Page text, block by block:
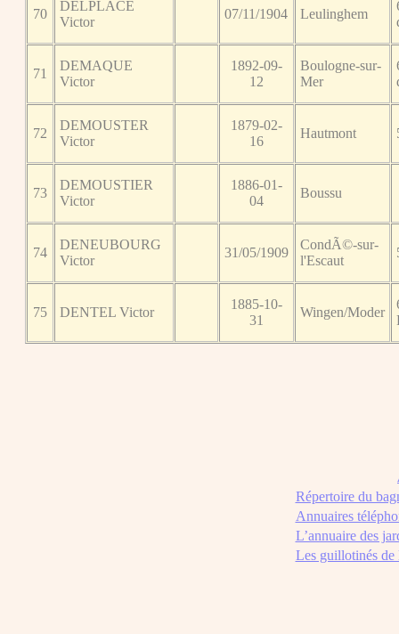
70
DELPLACE
Victor
07/11/1904 Leulinghem
71
DEMAQUE
Victor
1892-09-
12
Boulogne-sur-
Mer
72
DEMOUSTER
Victor
1879-02-
16
Hautmont
73
DEMOUSTIER
Victor
1886-01-
04
Boussu
74
DENEUBOURG
Victor
31/05/1909
CondÃ©-sur-
l'Escaut
75 DENTEL Victor
1885-10-
31
Wingen/Moder
Répertoire du
Annuaires
L’annuaire des
Les guillotinés de